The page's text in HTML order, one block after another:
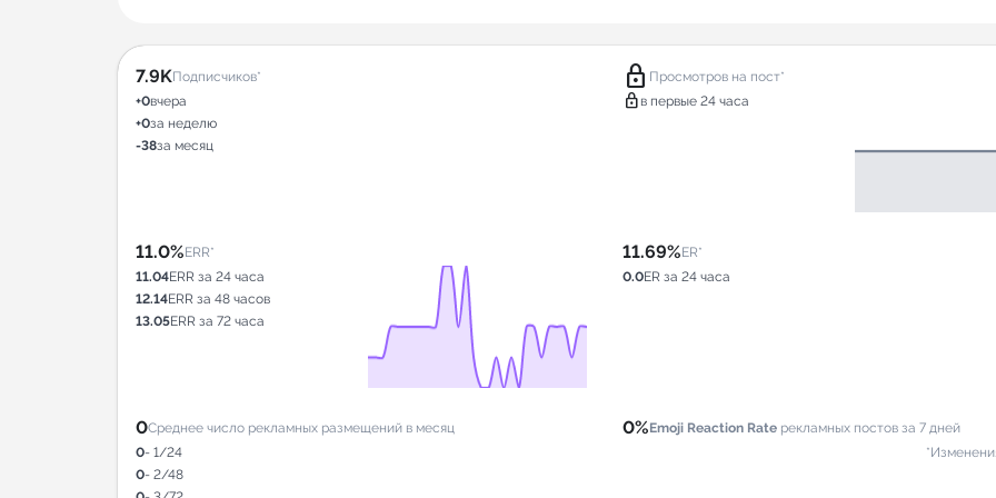
7.9KПодписчиков*
+0вчера
+0за неделю
-38за месяц
lock Просмотров на пост*
lock в первые 24 часа
11.0%ERR*
11.04ERR за 24 часа
12.14ERR за 48 часов
13.05ERR за 72 часа
11.69%ER*
0.0ER за 24 часа
0Среднее число рекламных размещений в месяц
0- 1/24
0- 2/48
0%Emoji Reaction Rate рекламных постов за 7 дней